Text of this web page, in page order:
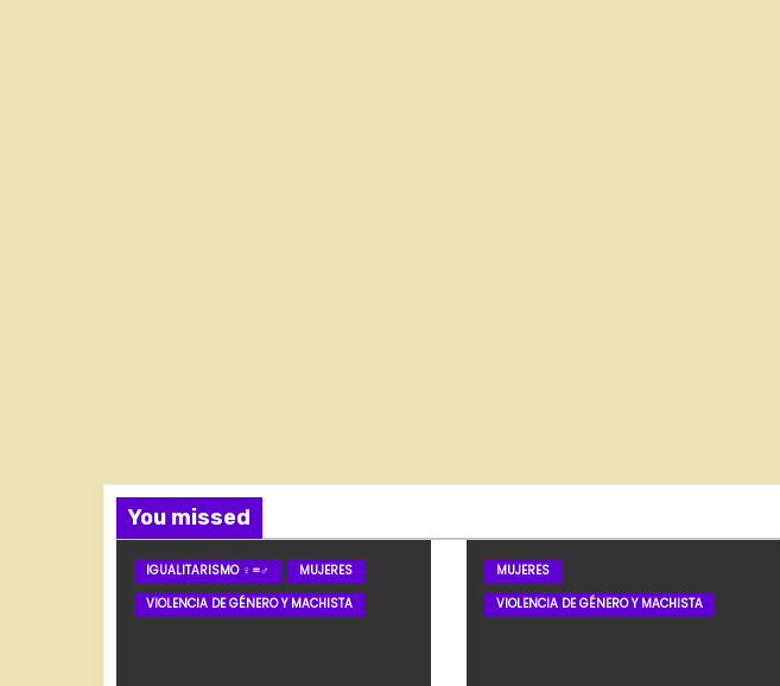
You missed
IGUALITARISMO ♀=♂
MUJERES
VIOLENCIA DE GÉNERO Y MACHISTA
MUJERES
VIOLENCIA DE GÉNERO Y MACHISTA